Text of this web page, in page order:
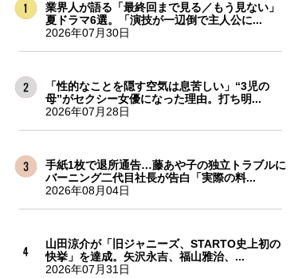
業界人が語る「最終回まで見る／もう見ない」
夏ドラマ6選。「演技が一辺倒で主人公に...
2026年07月30日
「性的なことを隠す空気は息苦しい」“3児の
母”がセクシー女優になった理由。打ち明...
2026年07月28日
手紙1枚で退所通告…藤あや子の独立トラブルに
バーニング二代目社長が告白「実際の料...
2026年08月04日
山田涼介が「旧ジャニーズ、STARTO史上初の
快挙」を達成。矢沢永吉、福山雅治、...
2026年07月31日